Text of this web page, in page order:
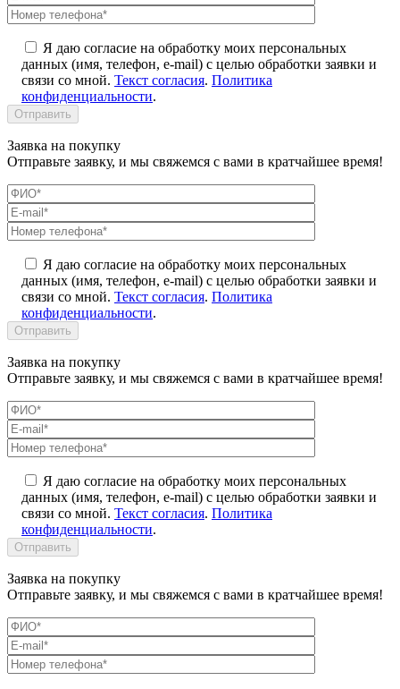
Я даю согласие на обработку моих персональных
данных (имя, телефон, e-mail) с целью обработки заявки и
связи со мной. Текст согласия. Политика
конфиденциальности.
Заявка на покупку
Отправьте заявку, и мы свяжемся с вами в кратчайшее время!
Я даю согласие на обработку моих персональных
данных (имя, телефон, e-mail) с целью обработки заявки и
связи со мной. Текст согласия. Политика
конфиденциальности.
Заявка на покупку
Отправьте заявку, и мы свяжемся с вами в кратчайшее время!
Я даю согласие на обработку моих персональных
данных (имя, телефон, e-mail) с целью обработки заявки и
связи со мной. Текст согласия. Политика
конфиденциальности.
Заявка на покупку
Отправьте заявку, и мы свяжемся с вами в кратчайшее время!